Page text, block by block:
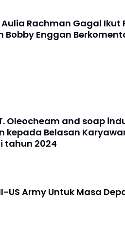
Rachman Gagal Ikut
Bobby Enggan
Oleocheam and soap
kepada Belasan
tahun 2024
TNI-US Army Untuk Masa